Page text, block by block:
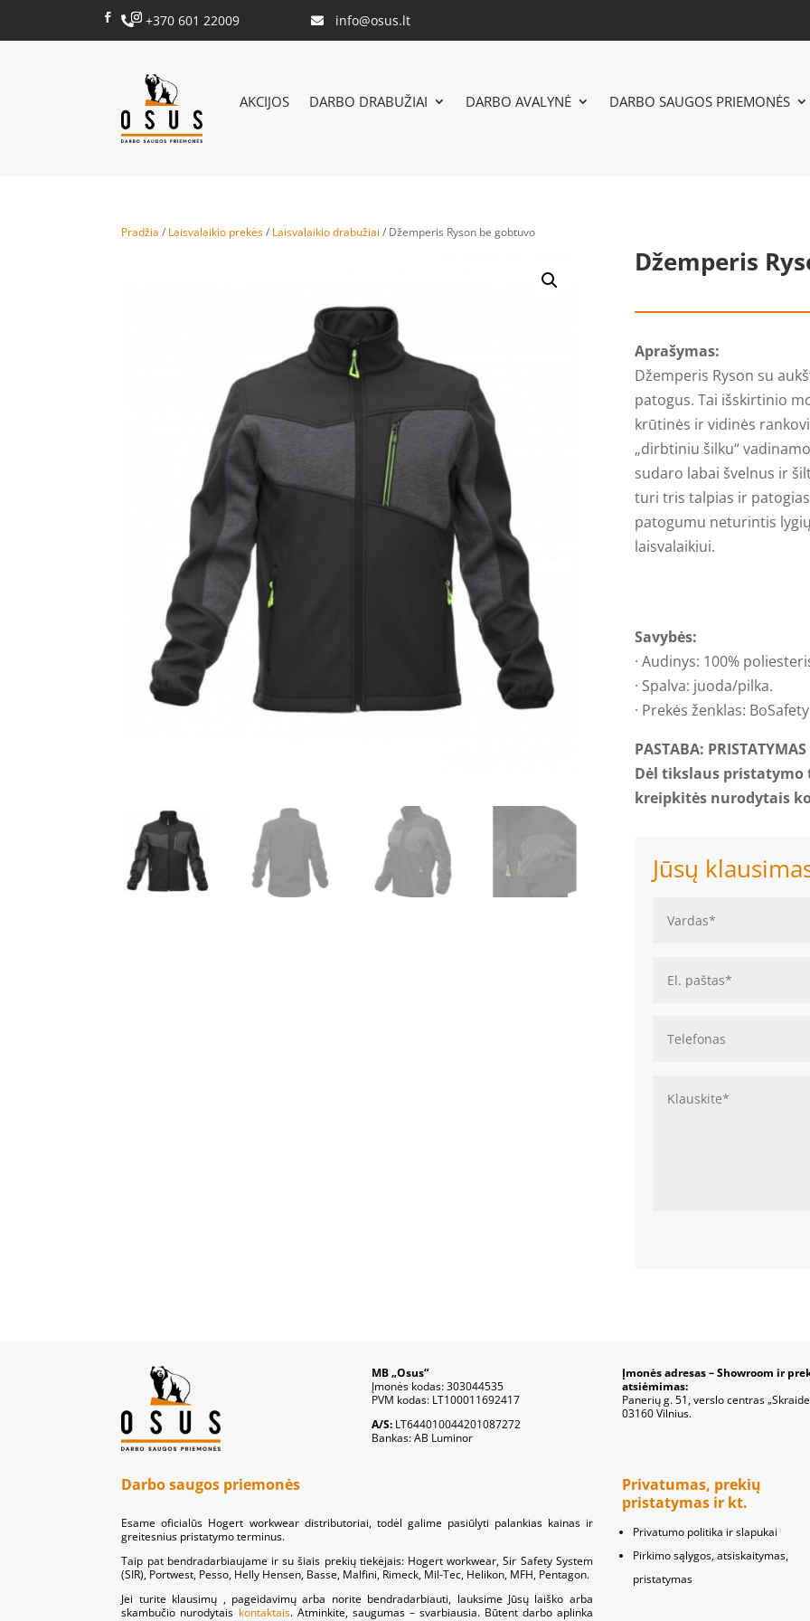
 +370 601 22009  info@osus.lt
AKCIJOS DARBO DRABUŽIAI DARBO AVALYNĖ DARBO SAUGOS PRIEMONĖS
Pradžia / Laisvalaikio prekės/ Laisvalaikio drabužiai / Džemperis Ryson be gobtuvo
Džemperis
Aprašymas:
Džemperis Ryson su
patogus. Tai išskirtinio
krūtinės ir vidinės
„dirbtiniu šilku“
sudaro labai švelnus ir
turi tris talpias ir
patogumu neturintis
laisvalaikiui.
Savybės:
· Audinys: 100%
· Spalva: juoda/pilka.
· Prekės ženklas:
PASTABA:
Dėl tikslaus
kreipkitės nurodytais
Jūsų
MB „Osus“
Įmonės kodas: 303044535
PVM kodas: LT100011692417
A/S: LT644010044201087272
Bankas: AB Luminor
Įmonės adresas – Showroom ir
atsiėmimas:
Panerių g. 51, verslo centras
03160 Vilnius.
Darbo saugos priemonės
Esame oficialūs Hogert workwear distributoriai, todėl galime pasiūlyti palankias kainas ir
greitesnius pristatymo terminus.
Taip pat bendradarbiaujame ir su šiais prekių tiekėjais: Hogert workwear, Sir Safety System
(SIR), Portwest, Pesso, Helly Hensen, Basse, Malfini, Rimeck, Mil-Tec, Helikon, MFH, Pentagon.
Jei turite klausimų , pageidavimų arba norite bendradarbiauti, lauksime Jūsų laiško arba
skambučio nurodytais kontaktais. Atminkite, saugumas – svarbiausia. Būtent darbo aplinka
Privatumas, prekių
pristatymas ir kt.
Privatumo politika ir slapukai
Pirkimo sąlygos, atsiskaitymas,
pristatymas